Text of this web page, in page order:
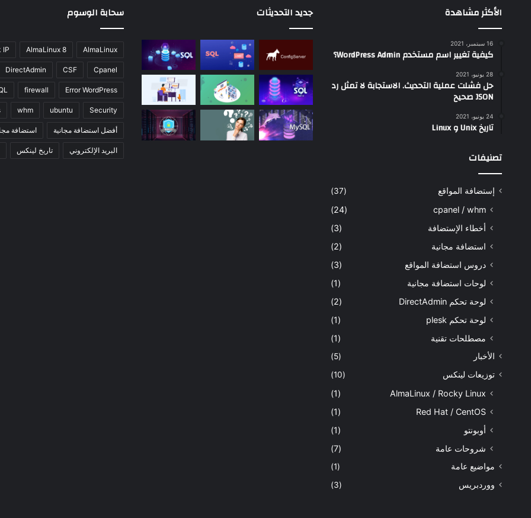
الأكثر مشاهدة
16 سبتمبر، 2021
كيفية تغيير اسم مستخدم WordPress Admin؟
28 يونيو، 2021
حل فشلت عملية التحديث. الاستجابة لا تمثل رد
JSON صحيح
24 يونيو، 2021
تاريخ Unix و Linux
تصنيفات
إستضافة المواقع (37)
cpanel / whm
(24)
أخطاء الإستضافة
(3)
استضافة مجانية
(2)
دروس استضافة المواقع
(3)
لوحات استضافة مجانية
(1)
لوحة تحكم DirectAdmin
(2)
لوحة تحكم plesk
(1)
مصطلحات تقنية
(1)
الأخبار
(5)
توزيعات لينكس
(10)
AlmaLinux / Rocky Linux
(1)
Red Hat / CentOS
(1)
أوبونتو
(1)
شروحات عامة
(7)
مواضيع عامة
(1)
ووردبريس
(3)
جديد التحديثات سحابة الوسوم
AlmaLinux
AlmaLinux 8
IP
Cpanel
CSF
DirectAdmin
Error WordPress
firewall
Security
ubuntu
whm
أفضل استضافة مجانية استضافة
البريد الإلكتروني تاريخ لينكس